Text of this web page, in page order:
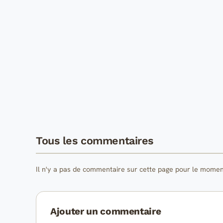
Tous les commentaires
Il n'y a pas de commentaire sur cette page pour le
Ajouter un commentaire